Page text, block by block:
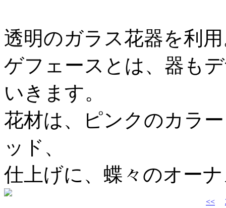
透明のガラス花器を利
ゲフェースとは、器も
いきます。
花材は、ピンクのカラ
ッド、
仕上げに、蝶々のオー
<<